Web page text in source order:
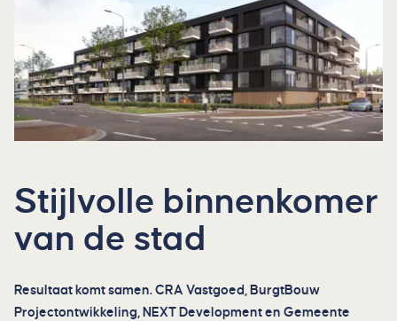
Stijlvolle binnenkomer
van de stad
Resultaat komt samen. CRA Vastgoed, BurgtBouw
Projectontwikkeling, NEXT Development en Gemeente